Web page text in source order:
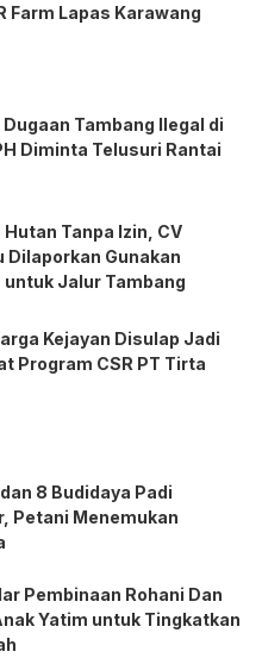
Farm Lapas Karawang
Tambang Ilegal di
Diminta Telusuri Rantai
Tanpa Izin, CV
Dilaporkan Gunakan
Jalur Tambang
Kejayan Disulap Jadi
Program CSR PT Tirta
8 Budidaya Padi
Petani Menemukan
Pembinaan Rohani Dan
Yatim untuk Tingkatkan